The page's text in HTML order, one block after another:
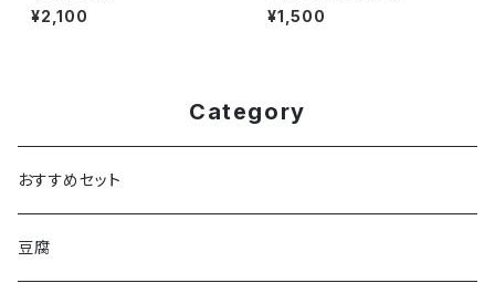
¥2,100 ¥1,500
Category
おすすめセット
豆腐